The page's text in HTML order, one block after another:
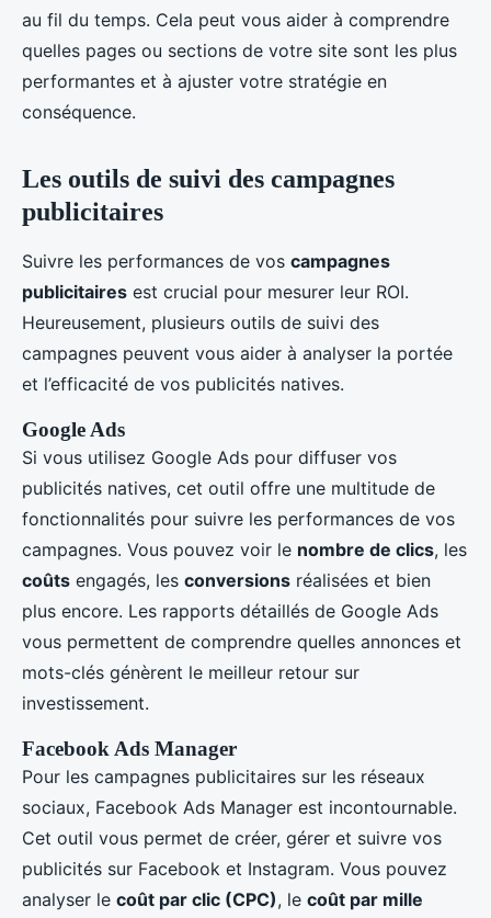
au fil du temps. Cela peut vous aider à comprendre
quelles pages ou sections de votre site sont les plus
performantes et à ajuster votre stratégie en
conséquence.
Les outils de suivi des campagnes
publicitaires
Suivre les performances de vos campagnes
publicitaires est crucial pour mesurer leur ROI.
Heureusement, plusieurs outils de suivi des
campagnes peuvent vous aider à analyser la portée
et l’efficacité de vos publicités natives.
Google Ads
Si vous utilisez Google Ads pour diffuser vos
publicités natives, cet outil offre une multitude de
fonctionnalités pour suivre les performances de vos
campagnes. Vous pouvez voir le nombre de clics, les
coûts engagés, les conversions réalisées et bien
plus encore. Les rapports détaillés de Google Ads
vous permettent de comprendre quelles annonces et
mots-clés génèrent le meilleur retour sur
investissement.
Facebook Ads Manager
Pour les campagnes publicitaires sur les réseaux
sociaux, Facebook Ads Manager est incontournable.
Cet outil vous permet de créer, gérer et suivre vos
publicités sur Facebook et Instagram. Vous pouvez
analyser le coût par clic (CPC), le coût par mille